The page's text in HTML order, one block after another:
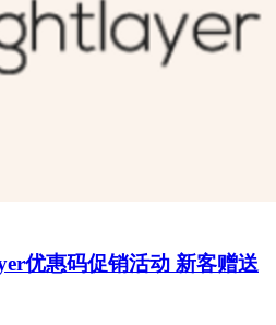
优惠码促销活动 新客赠送